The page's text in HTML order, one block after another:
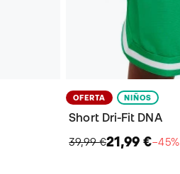
OFERTA NIÑOS
Short Dri-Fit DNA
39,99 €21,99 €−45%